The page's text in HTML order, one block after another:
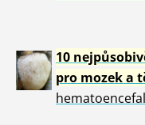
10
pro mozek a